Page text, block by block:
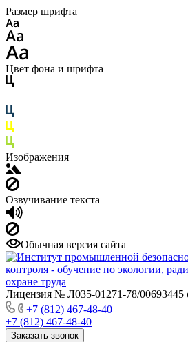
Размер шрифта
Цвет фона и шрифта
Изображения
Озвучивание текста
Обычная версия сайта
Лицензия № Л035-01271-78/00693445
+7 (812) 467-48-40
+7 (812) 467-48-40
Заказать звонок